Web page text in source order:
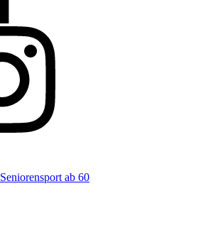
Seniorensport ab 60